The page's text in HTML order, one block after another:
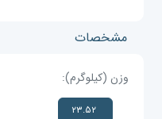
مشخصات
وزن (کیلوگرم):
۲۳.۵۲